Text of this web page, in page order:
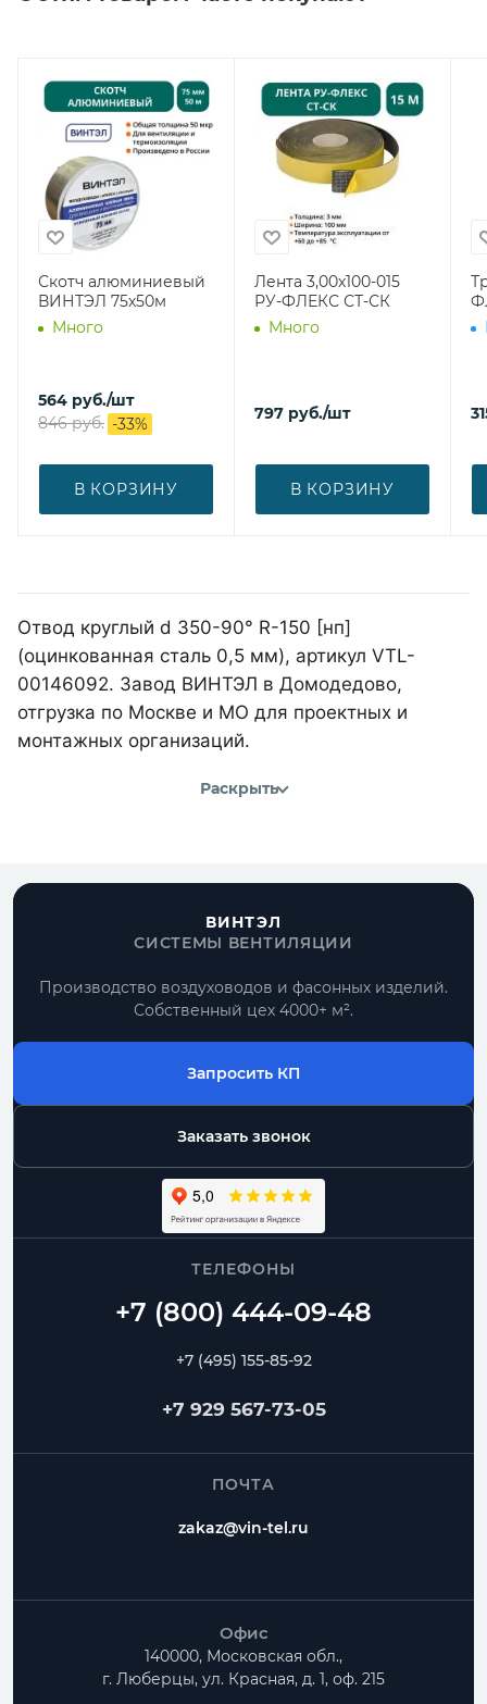
Скотч алюминиевый
ВИНТЭЛ 75х50м
Много
564 руб./шт
846руб. -33%
В КОРЗИНУ
Лента 3,00х100-015
РУ-ФЛЕКС СТ-СК
Много
797 руб./шт
В КОРЗИНУ
Отвод круглый d 350-90° R-150 [нп]
(оцинкованная сталь 0,5 мм), артикул VTL-
00146092. Завод ВИНТЭЛ в Домодедово,
отгрузка по Москве и МО для проектных и
монтажных организаций.
Раскрыть
ВИНТЭЛ
СИСТЕМЫ ВЕНТИЛЯЦИИ
Производство воздуховодов и фасонных изделий.
Собственный цех 4000+ м².
Запросить КП
Заказать звонок
ТЕЛЕФОНЫ
+7 (495) 155-85-92
+7 929 567-73-05
ПОЧТА
zakaz@vin-tel.ru
Офис
140000, Московская обл.,
г. Люберцы, ул. Красная, д. 1, оф. 215